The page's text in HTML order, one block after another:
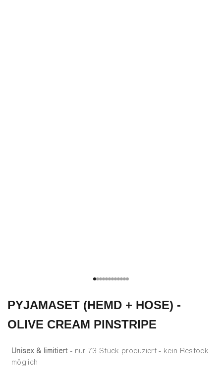
Gehe zu Element 1
Gehe zu Element 2
Gehe zu Element 3
Gehe zu Element 4
Gehe zu Element 5
Gehe zu Element 6
Gehe zu Element 7
Gehe zu Element 8
Gehe zu Element 9
Gehe zu Element 10
Gehe zu Element 11
Gehe zu Element 12
PYJAMASET (HEMD + HOSE) -
OLIVE CREAM PINSTRIPE
Unisex & limitiert- nur 73 Stück produziert - kein Restock
möglich